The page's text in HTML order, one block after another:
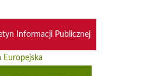
Informacji Publicznej
Europejska